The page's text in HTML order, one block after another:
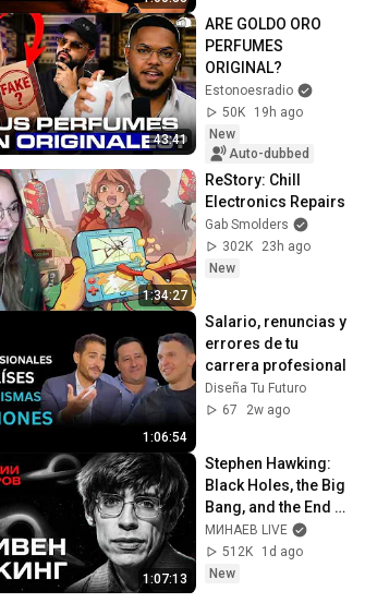
43:41
ARE GOLDO ORO
PERFUMES
ORIGINAL?
Estonoesradio
50K
19h ago
New
Auto-dubbed
1:34:27
ReStory: Chill
Electronics Repairs
Gab Smolders
302K
23h ago
New
1:06:54
Salario, renuncias y
errores de tu
carrera profesional
Diseña Tu Futuro
67
2w ago
1:07:13
Stephen Hawking:
Black Holes, the Big
Bang, and the End
of the Universe /
Idol Stories /
MINAEV
МИНАЕВ LIVE
512K
1d ago
New